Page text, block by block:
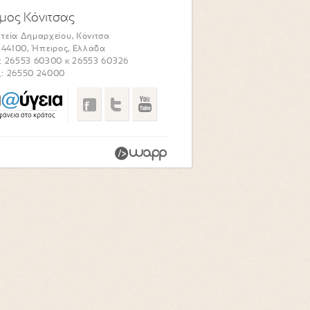
Κόνιτσας
Δημαρχείου, Κόνιτσα
44100, Ήπειρος, Ελλάδα
26553 60300 κ 26553 60326
26550 24000